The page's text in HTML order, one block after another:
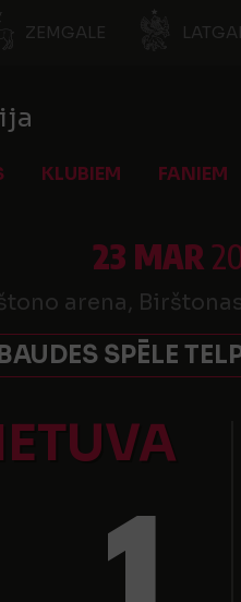
ZEMGALE
KLUBIEM FANIEM
23 MAR
arena,
SPĒLE